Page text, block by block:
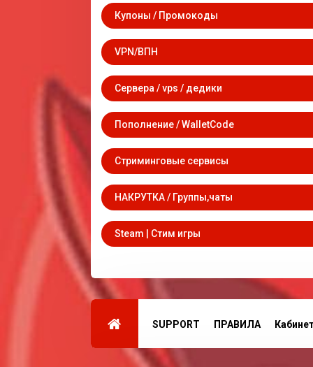
Купоны / Промокоды
VPN/ВПН
Сервера / vps / дедики
Пополнение / WalletCode
Стриминговые сервисы
НАКРУТКА / Группы,чаты
Steam | Стим игры
SUPPORT ПРАВИЛА